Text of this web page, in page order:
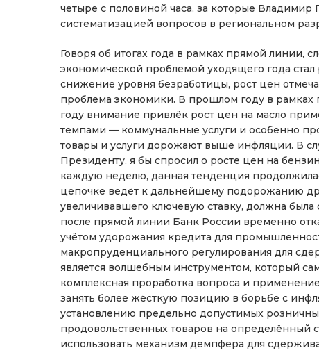
четыре с половиной часа, за которые
систематизацией вопросов в региональном
Говоря об итогах года в рамках прямой линии,
экономической проблемой уходящего года
снижение уровня безработицы, рост цен
проблема экономики. В прошлом году в рамках
году внимание привлёк рост цен на масло
темпами — коммунальные услуги и особенно
товары и услуги дорожают выше инфляции. В
Президенту, я бы спросил о росте цен на
каждую неделю, данная тенденция
цепочке ведёт к дальнейшему подорожанию
увеличивавшего ключевую ставку, должна
после прямой линии Банк России временно
учётом удорожания кредита для
макропруденциального регулирования для
является волшебным инструментом, который
комплексная проработка вопроса и
занять более жёсткую позицию в борьбе с
установлению предельно допустимых
продовольственных товаров на определённый
использовать механизм демпфера для